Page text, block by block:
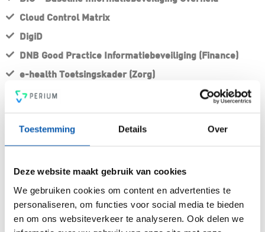
Toestemming Details Over
Deze website maakt gebruik van cookies
We gebruiken cookies om content en advertenties te
personaliseren, om functies voor social media te bieden
en om ons websiteverkeer te analyseren. Ook delen we
Cloud Control Matrix
DigiD
DNB Good Practice Informatiebeveiliging (Finance)
e-health Toetsingskader (Zorg)
IBP Onderwijs
ISO 27701 – Privacy Information Management System
op het gebied van informatiebeveiliging
NEN 7510 – Norm Informatiebeveiliging
Zorginstellingen
NEN 7512 Gegevensuitwisseling (Zorg)